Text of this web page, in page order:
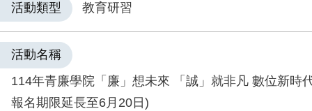
活動類型 教育研習
活動名稱
114年青廉學院「廉」想未來 「誠」就非凡 數位新時
報名期限延長至6月20日)